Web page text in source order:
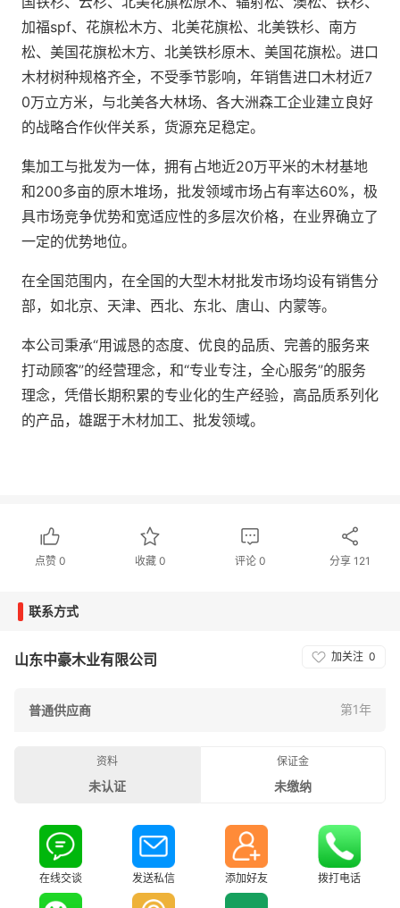
加福spf、花旗松木方、北美花旗松、北美铁杉、南方
松、美国花旗松木方、北美铁杉原木、美国花旗松。进口
木材树种规格齐全，不受季节影响，年销售进口木材近7
0万立方米，与北美各大林场、各大洲森工企业建立良好
的战略合作伙伴关系，货源充足稳定。
集加工与批发为一体，拥有占地近20万平米的木材基地
和200多亩的原木堆场，批发领域市场占有率达60%，极
具市场竞争优势和宽适应性的多层次价格，在业界确立了
一定的优势地位。
在全国范围内，在全国的大型木材批发市场均设有销售分
部，如北京、天津、西北、东北、唐山、内蒙等。
本公司秉承“用诚恳的态度、优良的品质、完善的服务来
打动顾客”的经营理念，和“专业专注，全心服务”的服务
理念，凭借长期积累的专业化的生产经验，高品质系列化
的产品，雄踞于木材加工、批发领域。
点赞 0 收藏 0 评论 0 分享 121
联系方式
加关注 0
山东中豪木业有限公司
普通供应商 第1年
资料
未认证
保证金
未缴纳
在线交谈 发送私信 添加好友 拨打电话